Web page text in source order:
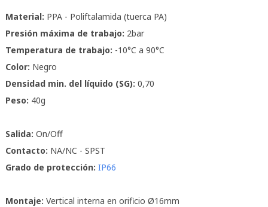
Material: PPA - Poliftalamida (tuerca PA)
Presión máxima de trabajo: 2bar
Temperatura de trabajo: -10°C a 90°C
Color: Negro
Densidad min. del líquido (SG): 0,70
Peso: 40g
Salida: On/Off
Contacto: NA/NC - SPST
Grado de protección: IP66
Montaje: Vertical interna en orificio Ø16mm